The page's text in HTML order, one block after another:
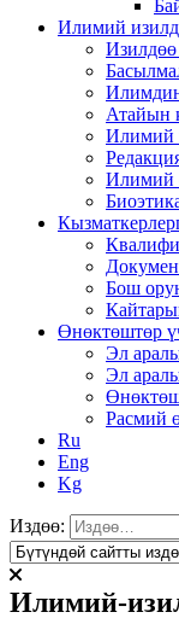
Илимий
Атайын
Илимий
Илимий
Бош
Өнөктөштөр
Эл
Эл
Расмий
Ru
Eng
Kg
Издөө:
Илимий-